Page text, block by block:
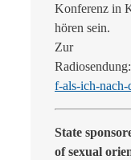
Konferenz in
hören sein.
Zur
Radiosendung:
f-als-ich-nach-
State
of sexual